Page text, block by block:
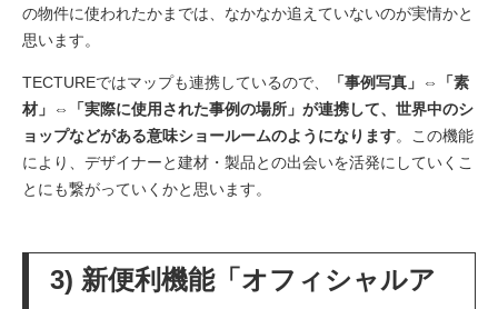
の物件に使われたかまでは、なかなか追えていないのが実情かと
思います。
TECTUREではマップも連携しているので、
「事例写真」⇔「素
材」⇔「実際に使用された事例の場所」が連携して、世界中のシ
ョップなどがある意味ショールームのようになります。この機能
により、デザイナーと建材・製品との出会いを活発にしていくこ
とにも繋がっていくかと思います。
3) 新便利機能「オフィシャルア